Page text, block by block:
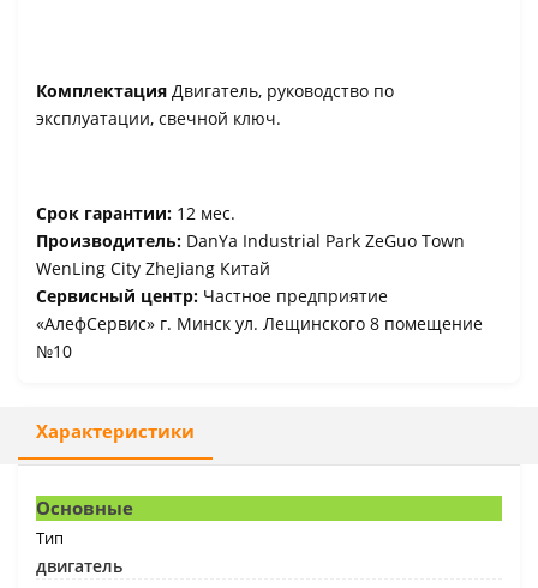
Комплектация Двигатель, руководство по
эксплуатации, свечной ключ.
Срок гарантии: 12 мес.
Производитель: DanYa Industrial Park ZeGuo Town
WenLing City ZheJiang Китай
Сервисный центр: Частное предприятие
«АлефСервис» г. Минск ул. Лещинского 8 помещение
№10
Характеристики
Основные
Тип
двигатель